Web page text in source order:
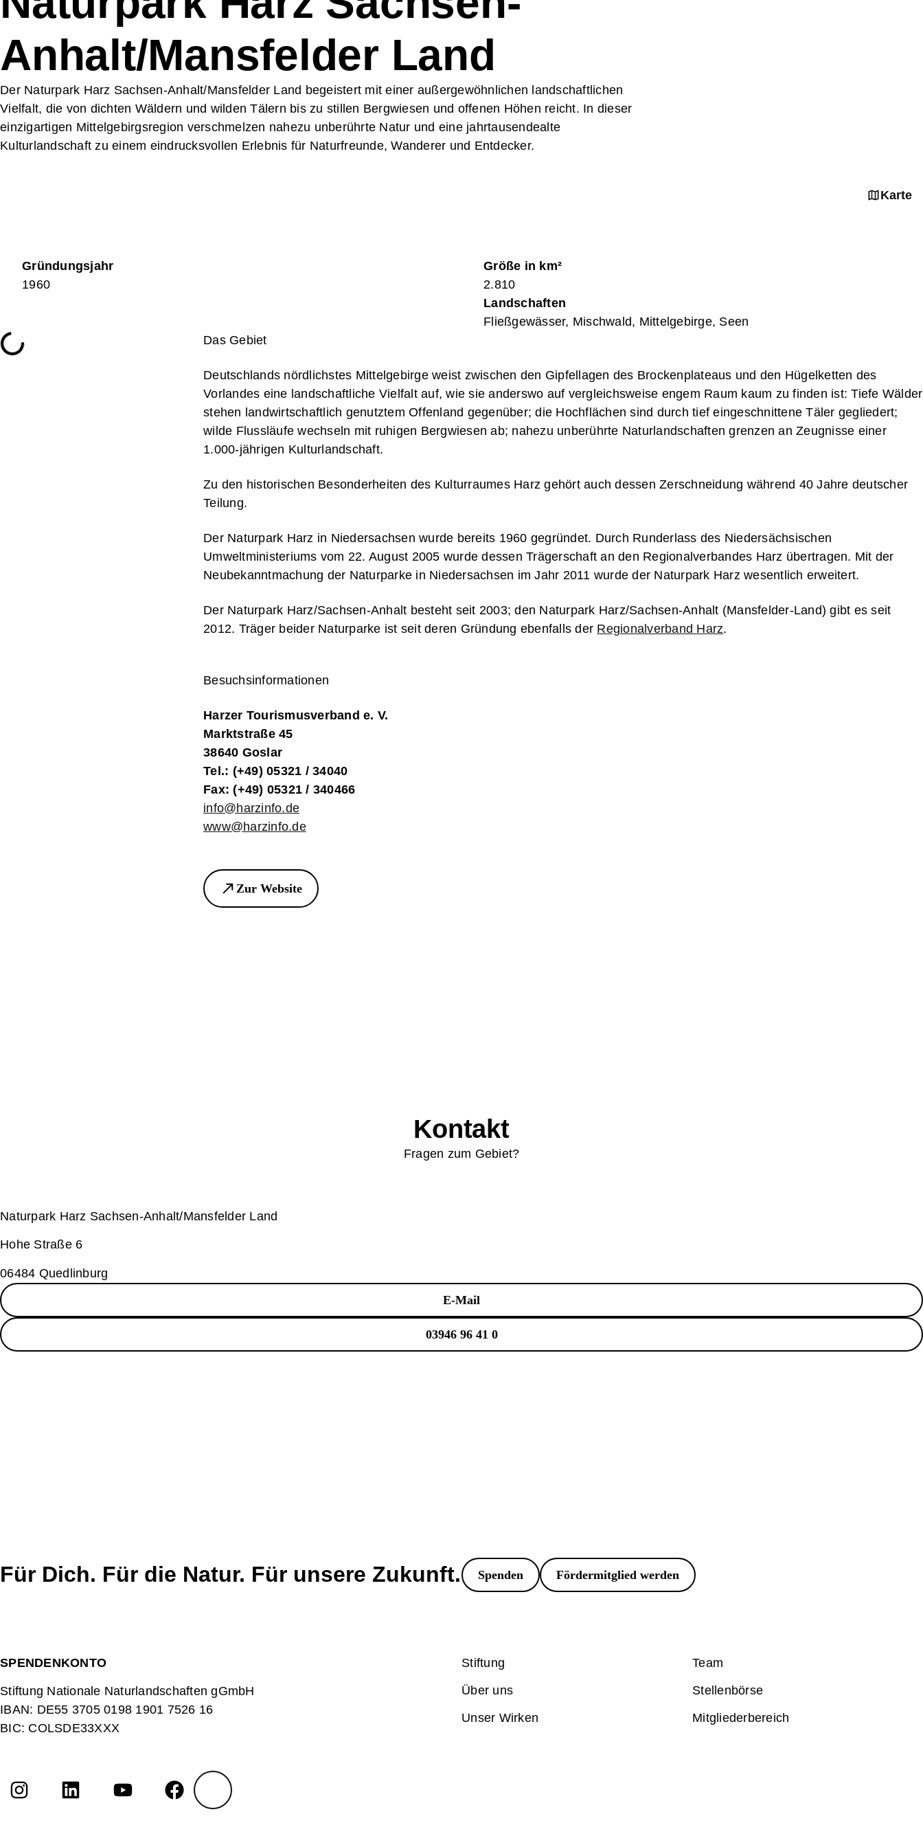
Stiftung Nationale Naturlandschaften
Nationale Naturlandschaften e. V.
Verband Deutscher Naturparke e. V.
Programme & Projekte
Aktuelles
Mitgliederbereich
Kontakt
Anhalt/Mansfelder Land
Der Naturpark Harz Sachsen-Anhalt/Mansfelder Land begeistert mit einer außergewöhnlichen landschaftlichen
Vielfalt, die von dichten Wäldern und wilden Tälern bis zu stillen Bergwiesen und offenen Höhen reicht. In dieser
einzigartigen Mittelgebirgsregion verschmelzen nahezu unberührte Natur und eine jahrtausendealte
Kulturlandschaft zu einem eindrucksvollen Erlebnis für Naturfreunde, Wanderer und Entdecker.
Karte
Gründungsjahr
1960
Größe in km²
2.810
Landschaften
Fließgewässer, Mischwald, Mittelgebirge, Seen
Das Gebiet
Deutschlands nördlichstes Mittelgebirge weist zwischen den Gipfellagen des Brockenplateaus und den Hügelketten des
Vorlandes eine landschaftliche Vielfalt auf, wie sie anderswo auf vergleichsweise engem Raum kaum zu finden ist: Tiefe Wälder
stehen landwirtschaftlich genutztem Offenland gegenüber; die Hochflächen sind durch tief eingeschnittene Täler gegliedert;
wilde Flussläufe wechseln mit ruhigen Bergwiesen ab; nahezu unberührte Naturlandschaften grenzen an Zeugnisse einer
1.000-jährigen Kulturlandschaft.
Zu den historischen Besonderheiten des Kulturraumes Harz gehört auch dessen Zerschneidung während 40 Jahre deutscher
Teilung.
Der Naturpark Harz in Niedersachsen wurde bereits 1960 gegründet. Durch Runderlass des Niedersächsischen
Umweltministeriums vom 22. August 2005 wurde dessen Trägerschaft an den Regionalverbandes Harz übertragen. Mit der
Neubekanntmachung der Naturparke in Niedersachsen im Jahr 2011 wurde der Naturpark Harz wesentlich erweitert.
Der Naturpark Harz/Sachsen-Anhalt besteht seit 2003; den Naturpark Harz/Sachsen-Anhalt (Mansfelder-Land) gibt es seit
2012. Träger beider Naturparke ist seit deren Gründung ebenfalls der Regionalverband Harz.
Besuchsinformationen
Harzer Tourismusverband e. V.
Marktstraße 45
38640 Goslar
Tel.: (+49) 05321 / 34040
Fax: (+49) 05321 / 340466
info@harzinfo.de
www@harzinfo.de
Zur Website
Kontakt
Fragen zum Gebiet?
Naturpark Harz Sachsen-Anhalt/Mansfelder Land
Hohe Straße 6
06484 Quedlinburg
E-Mail
03946 96 41 0
Für Dich. Für die Natur. Für unsere Zukunft. Spenden Fördermitglied werden
SPENDENKONTO
Stiftung Nationale Naturlandschaften gGmbH
IBAN: DE55 3705 0198 1901 7526 16
BIC: COLSDE33XXX
Stiftung
Team
Über uns
Stellenbörse
Unser Wirken
Mitgliederbereich